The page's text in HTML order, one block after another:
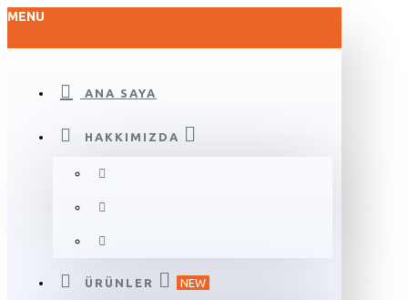
MENU
ANA SAYA
HAKKIMIZDA
ÜRÜNLER NEW